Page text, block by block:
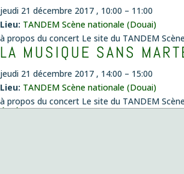
jeudi 21 décembre 2017 , 10:00 – 11:00
Lieu: TANDEM Scène nationale (Douai)
à propos du concert Le site du TANDEM
LA MUSIQUE SANS
jeudi 21 décembre 2017 , 14:00 – 15:00
Lieu: TANDEM Scène nationale (Douai)
à propos du concert Le site du TANDEM
ÉVÉNEMENTS